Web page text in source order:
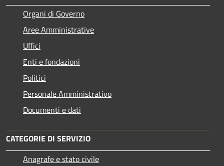
Organi di Governo
Aree Amministrative
Uffici
Enti e fondazioni
Politici
Personale Amministrativo
Documenti e dati
CATEGORIE DI SERVIZIO
Anagrafe e stato civile